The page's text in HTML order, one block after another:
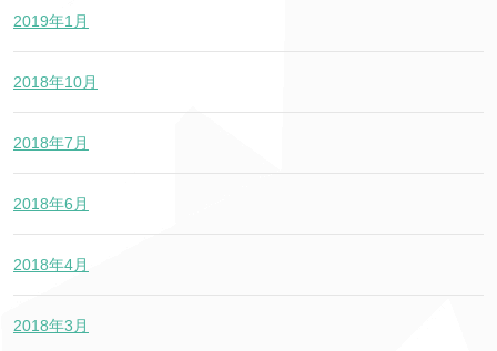
2019年1月
2018年10月
2018年7月
2018年6月
2018年4月
2018年3月